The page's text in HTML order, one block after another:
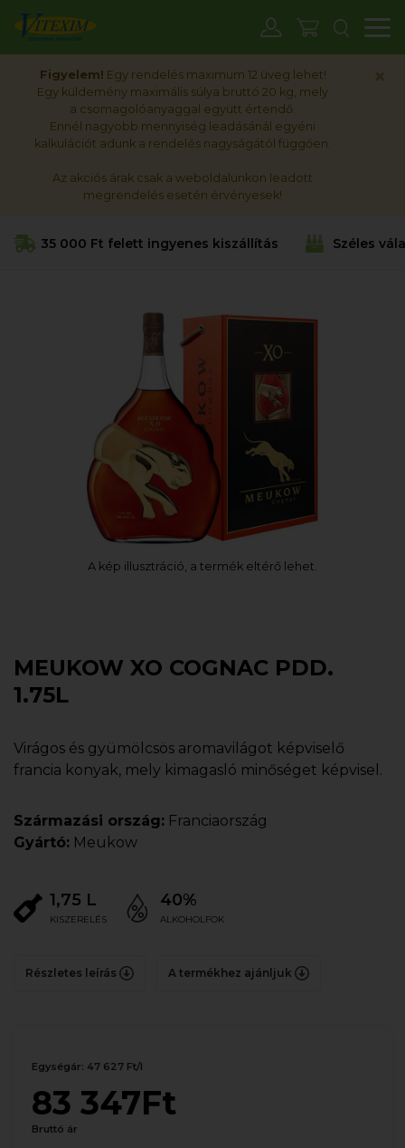
Figyelem! Egy rendelés maximum 12 üveg lehet!
Egy küldemény maximális súlya bruttó 20 kg, mely
a csomagolóanyaggal együtt értendő.
Ennél nagyobb mennyiség leadásánál egyéni
kalkulációt adunk a rendelés nagyságától függően.
Az akciós árak csak a weboldalunkon leadott
megrendelés esetén érvényesek!
35 000 Ft felett ingyenes kiszállítás Széles
A kép illusztráció, a termék eltérő lehet.
MEUKOW XO COGNAC PDD.
1.75L
Virágos és gyümölcsös aromavilágot képviselő
francia konyak, mely kimagasló minőséget képvisel.
Származási ország: Franciaország
Gyártó: Meukow
1,75 L
KISZERELÉS
40%
ALKOHOLFOK
Részletes leírás A termékhez ajánljuk
Egységár: 47 627 Ft/l
83 347Ft
Bruttó ár